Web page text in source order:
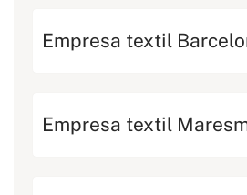
Empresa textil
Empresa textil